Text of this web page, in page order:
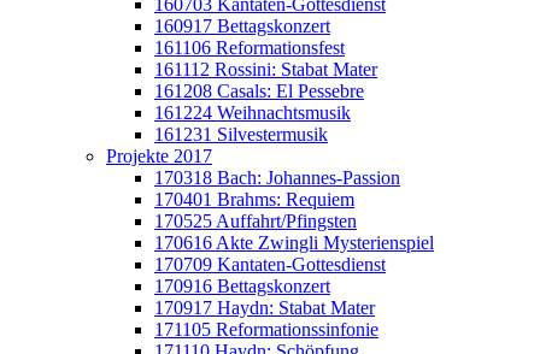
160703 Kantaten-Gottesdienst
160917 Bettagskonzert
161106 Reformationsfest
161112 Rossini: Stabat Mater
161208 Casals: El Pessebre
161224 Weihnachtsmusik
161231 Silvestermusik
Projekte 2017
170318 Bach: Johannes-Passion
170401 Brahms: Requiem
170525 Auffahrt/Pfingsten
170616 Akte Zwingli Mysterienspiel
170709 Kantaten-Gottesdienst
170916 Bettagskonzert
170917 Haydn: Stabat Mater
171105 Reformationssinfonie